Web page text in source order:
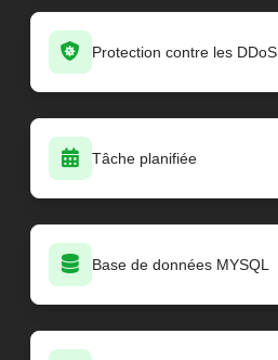
Protection contre les DDoS
Tâche planifiée
Base de données MYSQL